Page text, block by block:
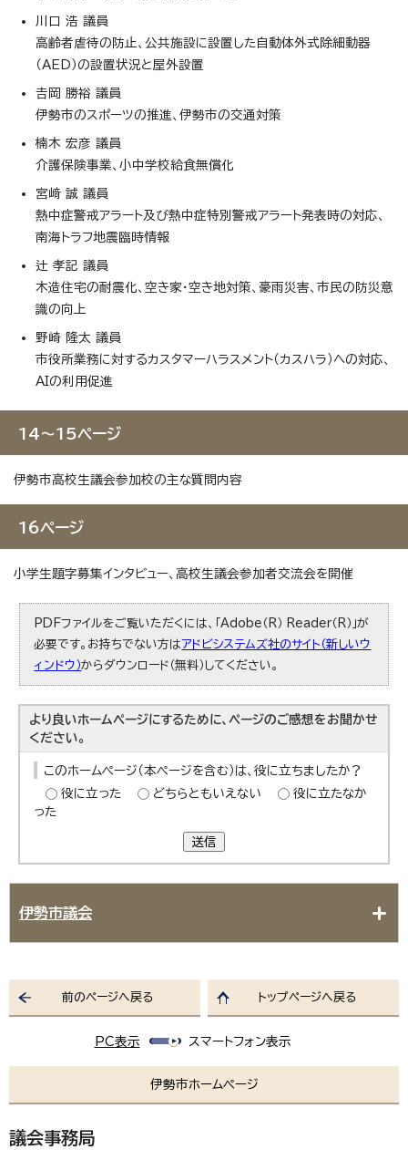
川口 浩 議員
高齢者虐待の防止、公共施設に設置した自動体外式除細動器
（AED）の設置状況と屋外設置
𠮷岡 勝裕 議員
伊勢市のスポーツの推進、伊勢市の交通対策
楠木 宏彦 議員
介護保険事業、小中学校給食無償化
宮﨑 誠 議員
熱中症警戒アラート及び熱中症特別警戒アラート発表時の対応、
南海トラフ地震臨時情報
辻 孝記 議員
木造住宅の耐震化、空き家・空き地対策、豪雨災害、市民の防災意
識の向上
野崎 隆太 議員
市役所業務に対するカスタマーハラスメント（カスハラ）への対応、
AIの利用促進
14～15ページ
伊勢市高校生議会参加校の主な質問内容
16ページ
小学生題字募集インタビュー、高校生議会参加者交流会を開催
PDFファイルをご覧いただくには、「Adobe（R） Reader（R）」が
必要です。お持ちでない方はアドビシステムズ社のサイト（新しいウ
ィンドウ）からダウンロード（無料）してください。
より良いホームページにするために、ページのご感想をお聞かせ
ください。
このホームページ（本ページを含む）は、役に立ちましたか？
役に立った
どちらともいえない
役に立たなか
った
送信
伊勢市議会
前のページへ戻る トップページへ戻る
PC表示 スマートフォン表示
伊勢市ホームページ
議会事務局